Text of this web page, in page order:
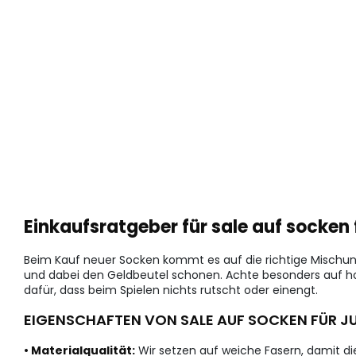
Einkaufsratgeber für sale auf socken
Beim Kauf neuer Socken kommt es auf die richtige
und dabei den Geldbeutel schonen. Achte besonders auf
dafür, dass beim Spielen nichts rutscht oder einengt.
EIGENSCHAFTEN VON SALE AUF SOCKEN FÜR
• Materialqualität: Wir setzen auf weiche Fasern, damit